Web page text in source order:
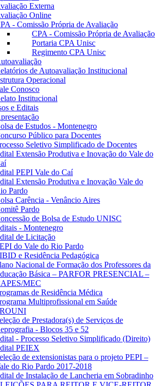
Externa
Online
- Comissão Própria de Avaliação
CPA - Comissão Própria de Avaliação
Portaria CPA Unisc
Regimento CPA Unisc
de Autoavaliação Institucional
Operacional
Conosco
Institucional
e Editais
de Estudos - Montenegro
Público para Docentes
Seletivo Simplificado de Docentes
Extensão Produtiva e Inovação do Vale do
PEPI Vale do Caí
Extensão Produtiva e Inovação Vale do
Pardo
Carência - Venâncio Aires
Pardo
de Bolsa de Estudo UNISC
- Montenegro
de Licitação
do Vale do Rio Pardo
e Residência Pedagógica
Nacional de Formação dos Professores da
Básica – PARFOR PRESENCIAL –
MEC
de Residência Médica
Multiprofissional em Saúde
de Prestadora(s) de Serviços de
- Blocos 35 e 52
- Processo Seletivo Simplificado (Direito)
PEIEX
de extensionistas para o projeto PEPI –
do Rio Pardo 2017-2018
de Instalação de Lancheria em Sobradinho